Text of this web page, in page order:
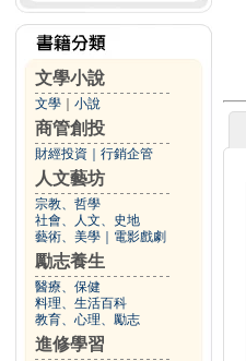
文學小說
文學 小說
商管創投
財經投資 行銷企管
人文藝坊
宗教、哲學
社會、人文、史地
藝術、美學
電影戲劇
勵志養生
醫療、保健
料理、生活百科
教育、心理、勵志
進修學習